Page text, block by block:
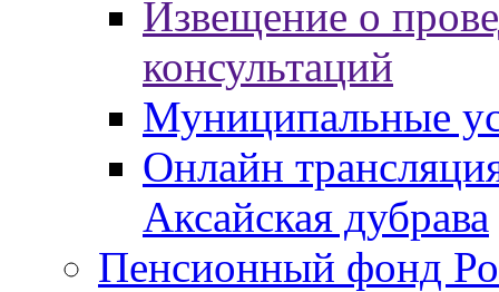
Извещение о
консультаций
Муниципальные
Онлайн
Аксайская дубрава
Пенсионный фонд